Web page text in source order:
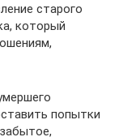
старого
который
попытки